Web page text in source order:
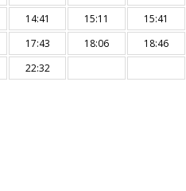
14:41 15:11
15:41
17:43 18:06
18:46
22:32